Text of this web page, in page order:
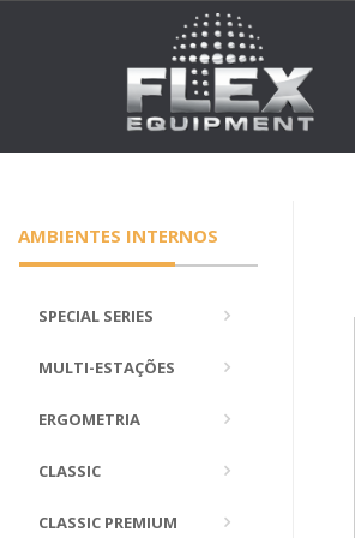
AMBIENTES INTERNOS
SPECIAL SERIES
MULTI-ESTAÇÕES
ERGOMETRIA
CLASSIC
CLASSIC PREMIUM